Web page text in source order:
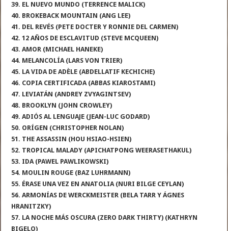
39. EL NUEVO MUNDO (TERRENCE MALICK)
40. BROKEBACK MOUNTAIN (ANG LEE)
41. DEL REVÉS (PETE DOCTER Y RONNIE DEL CARMEN)
42. 12 AÑOS DE ESCLAVITUD (STEVE MCQUEEN)
43. AMOR (MICHAEL HANEKE)
44. MELANCOLÍA (LARS VON TRIER)
45. LA VIDA DE ADÈLE (ABDELLATIF KECHICHE)
46. COPIA CERTIFICADA (ABBAS KIAROSTAMI)
47. LEVIATÁN (ANDREY ZVYAGINTSEV)
48. BROOKLYN (JOHN CROWLEY)
49. ADIÓS AL LENGUAJE (JEAN-LUC GODARD)
50. ORÍGEN (CHRISTOPHER NOLAN)
51. THE ASSASSIN (HOU HSIAO-HSIEN)
52. TROPICAL MALADY (APICHATPONG WEERASETHAKUL)
53. IDA (PAWEL PAWLIKOWSKI)
54. MOULIN ROUGE (BAZ LUHRMANN)
55. ÉRASE UNA VEZ EN ANATOLIA (NURI BILGE CEYLAN)
56. ARMONÍAS DE WERCKMEISTER (BELA TARR Y ÁGNES
HRANITZKY)
57. LA NOCHE MÁS OSCURA (ZERO DARK THIRTY) (KATHRYN
BIGELO)